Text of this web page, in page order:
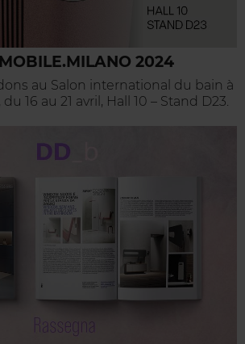
2024
au Salon international du bain à
16 au 21 avril, Hall 10 – Stand D23.